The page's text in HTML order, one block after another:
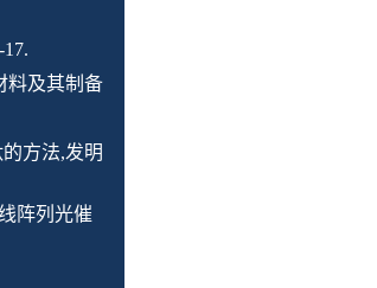
17.
料及其制备
方法,发明
阵列光催